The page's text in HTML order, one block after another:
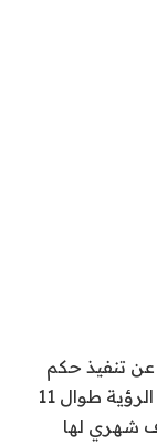
عن تنفيذ حكم
الطاعة، وكذلك حرمانها له من تنفيذ حكم الرؤية طوال 11
شهري لها